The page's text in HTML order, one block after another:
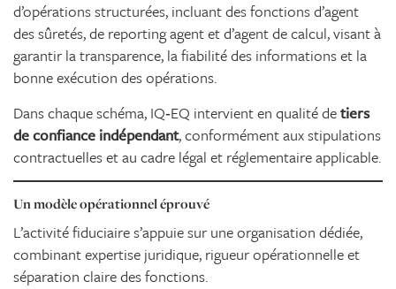
d’opérations structurées, incluant des fonctions d’agent
des sûretés, de reporting agent et d’agent de calcul, visant à
garantir la transparence, la fiabilité des informations et la
bonne exécution des opérations.
Dans chaque schéma, IQ‑EQ intervient en qualité detiers
de confiance indépendant, conformément aux stipulations
contractuelles et au cadre légal et réglementaire applicable.
Un modèle opérationnel éprouvé
L’activité fiduciaire s’appuie sur une organisation dédiée,
combinant expertise juridique, rigueur opérationnelle et
séparation claire des fonctions.